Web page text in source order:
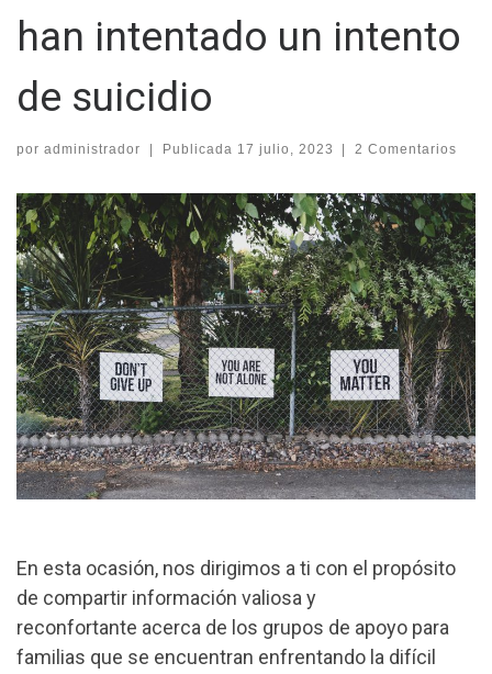
han intentado un intento
de suicidio
por administrador Publicada 17 julio, 2023 2 Comentarios
En esta ocasión, nos dirigimos a ti con el propósito
de compartir información valiosa y
reconfortante acerca de los grupos de apoyo para
familias que se encuentran enfrentando la difícil